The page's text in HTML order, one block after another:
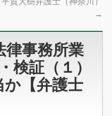
→
律事務所業
検証（１）
か【弁護士